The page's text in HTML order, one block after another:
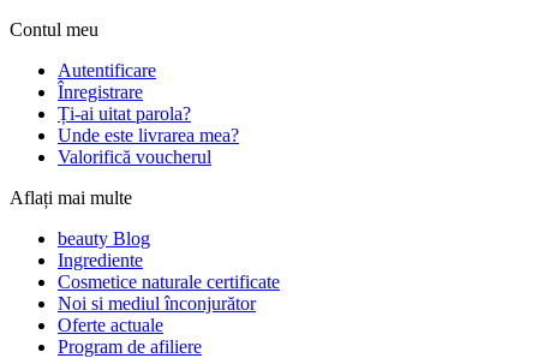
Contul meu
Autentificare
Înregistrare
Ți-ai uitat parola?
Unde este livrarea mea?
Valorifică voucherul
Aflați mai multe
beauty Blog
Ingrediente
Cosmetice naturale certificate
Noi si mediul înconjurător
Oferte actuale
Program de afiliere